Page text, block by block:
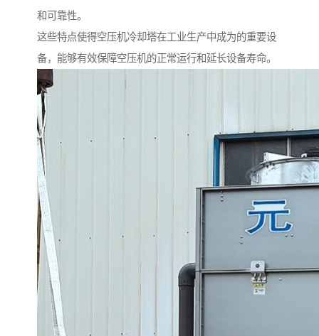
和可靠性。
这些特点使得空压机冷却塔在工业生产中成为的重要设
备，能够有效保障空压机的正常运行和延长设备寿命。